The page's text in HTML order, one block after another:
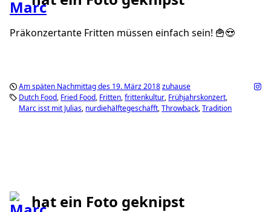
Präkonzertante Fritten müssen einfach sein! 🍟😍
Am späten Nachmittag des 19. März 2018zuhause
Dutch Food Fried Food Fritten frittenkultur Frühjahrskonzert
Marc isst mit Julias nurdiehälftegeschafft Throwback Tradition
hat ein Foto geknipst